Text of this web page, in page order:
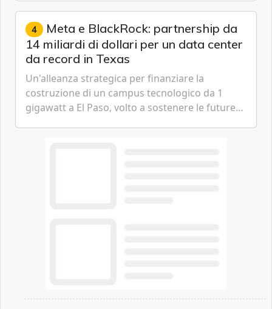
gestione continua del rischio.
4 Meta e BlackRock: partnership da
14 miliardi di dollari per un data center
da record in Texas
Un'alleanza strategica per finanziare la
costruzione di un campus tecnologico da 1
gigawatt a El Paso, volto a sostenere le future